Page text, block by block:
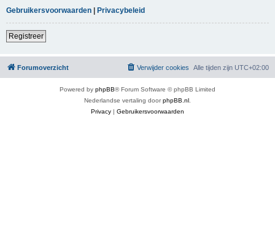
Gebruikersvoorwaarden | Privacybeleid
Registreer
Forumoverzicht Alle tijden zijn UTC+02:00
Verwijder cookies
Powered by phpBB® Forum Software © phpBB Limited
Nederlandse vertaling doorphpBB.nl
Privacy | Gebruikersvoorwaarden